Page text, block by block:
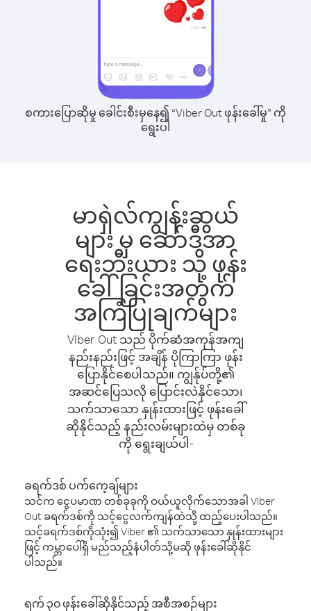
စကားပြောဆိုမှု ခေါင်းစီးမှနေ၍ “Viber Out ဖုန်းခေါ်မှု” ကို
ရွေးပါ
မာရှဲလ်ကျွန်းဆွယ်
များ မှ ဆော်ဒီအာ
ရေးဘီးယား သို့ ဖုန်း
ခေါ်ခြင်းအတွက်
အကြံပြုချက်များ
Viber Out သည် ပိုက်ဆံအကုန်အကျ
နည်းနည်းဖြင့် အချိန် ပိုကြာကြာ ဖုန်း
ပြောနိုင်စေပါသည်။ ကျွန်ုပ်တို့၏
အဆင်ပြေသလို ပြောင်းလဲနိုင်သော၊
သက်သာသော နှုန်းထားဖြင့် ဖုန်းခေါ်
ဆိုနိုင်သည့် နည်းလမ်းများထဲမှ တစ်ခု
ကို ရွေးချယ်ပါ-
ခရက်ဒစ် ပက်ကေ့ချ်များ
သင်က ငွေပမာဏ တစ်ခုခုကို ဝယ်ယူလိုက်သောအခါ Viber
Out ခရက်ဒစ်ကို သင့်ငွေလက်ကျန်ထဲသို့ ထည့်ပေးပါသည်။
သင့်ခရက်ဒစ်ကိုသုံး၍ Viber ၏ သက်သာသော နှုန်းထားများ
ဖြင့် ကမ္ဘာပေါ်ရှိ မည်သည့်နံပါတ်သို့မဆို ဖုန်းခေါ်ဆိုနိုင်
ပါသည်။
ရက် ၃၀ ဖုန်းခေါ်ဆိုနိုင်သည့် အစီအစဉ်များ